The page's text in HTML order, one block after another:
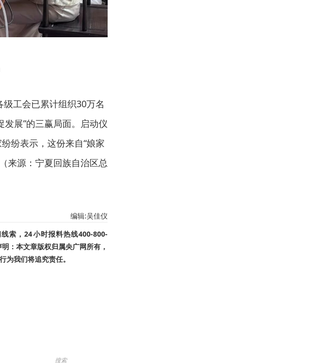
工会已累计组织30万名
展”的三赢局面。启动仪
纷表示，这份来自“娘家
来源：宁夏回族自治区总
编辑:吴佳仪
索，24小时报料热线400-800-
：本文章版权归属央广网所有，
我们将追究责任。